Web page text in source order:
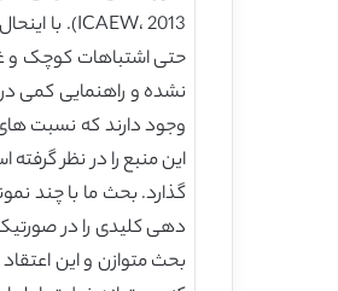
حتی اشتباهات کوچک و
نشده و راهنمایی کمی
وجود دارند که نسبت
گذارد. بحث ما با چند
دهی کلیدی را در